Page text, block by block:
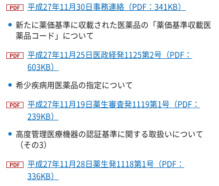
平成27年11月30日事務連絡（PDF：341KB）
新たに薬価基準に収載された医薬品の「薬価基準収載医
薬品コード」について
平成27年11月25日医政経発1125第2号（PDF：
603KB）
希少疾病用医薬品の指定について
平成27年11月19日薬生審査発1119第1号（PDF：
239KB）
高度管理医療機器の認証基準に関する取扱いについて
（その3）
平成27年11月28日薬生発1118第1号（PDF：
336KB）